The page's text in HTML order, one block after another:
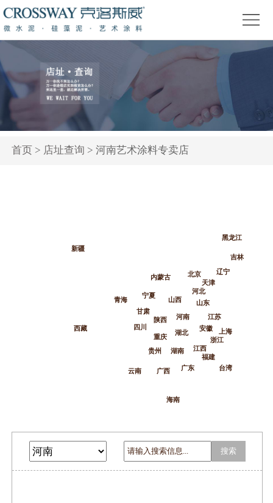
首
页
关
于
我
产
品
精
首页 > 店址查询 > 河南艺术涂料专卖店
台湾
浙江
宁夏
西藏
内蒙古
广西
重庆
天津
上海
北京
青海
甘肃
陕西
云南
贵州
四川
海南
广东
湖南
湖北
河南
山东
江西
福建
安徽
新疆
江苏
黑龙江
吉林
辽宁
河北
山西
搜索